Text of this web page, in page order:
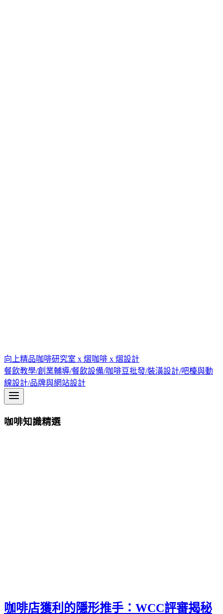
向上精品咖啡研究室 x 熠咖啡 x 熠設計
餐飲教學/創業輔導/餐飲設備/咖啡豆批發/裝潢設計/吧檯與動
線設計/品牌與網站設計
咖啡知識精選
咖啡店獲利的隱形推手：WCC評審揭秘